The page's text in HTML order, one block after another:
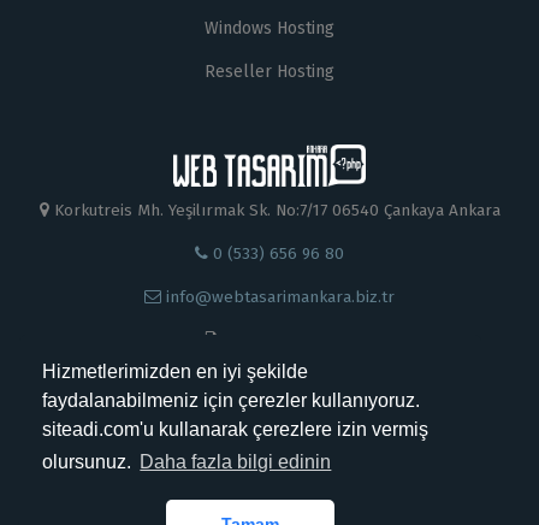
Hizmetlerimizden en iyi şekilde
faydalanabilmeniz için çerezler kullanıyoruz.
siteadi.com'u kullanarak çerezlere izin vermiş
olursunuz. Daha fazla bilgi edinin
Windows Hosting
Reseller Hosting
Korkutreis Mh. Yeşilırmak Sk. No:7/17 06540 Çankaya Ankara
0 (533) 656 96 80
info@webtasarimankara.biz.tr
Kabul Ettiğimiz Ödemeler